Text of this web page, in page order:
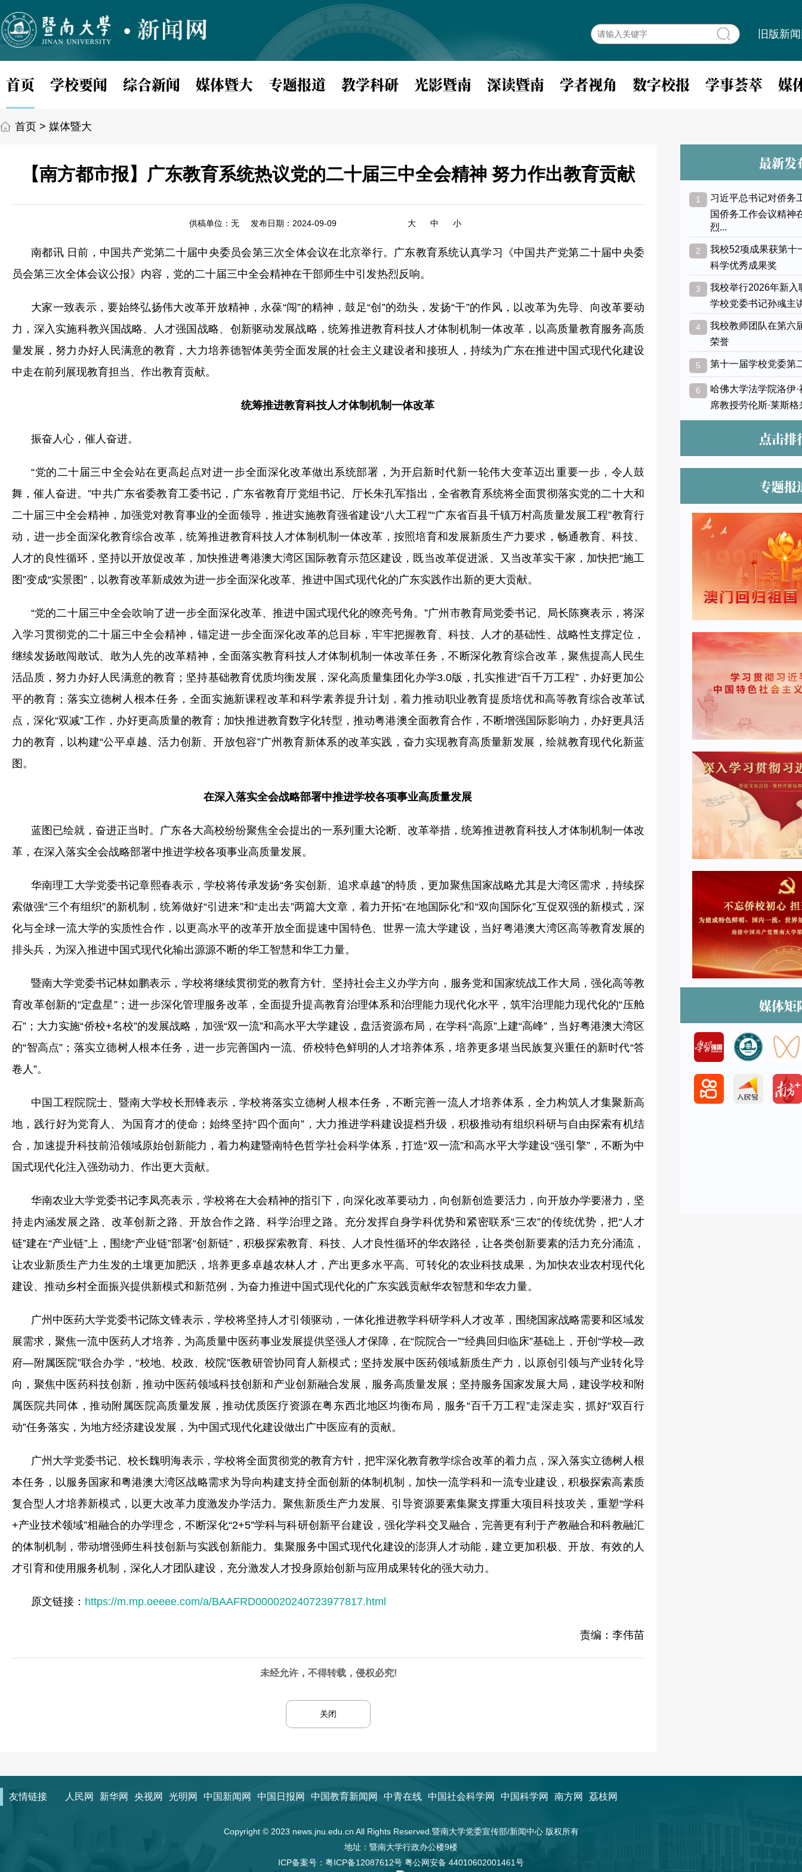
旧版新
首页 学校要闻 综合新闻 媒体暨大 专题报道 教学科研 光影暨南 深读暨南 学者视角 数字校报 学事荟萃 媒
首页 > 媒体暨大
【南方都市报】广东教育系统热议党的二十届三中全会精神 努力作出教育贡献
供稿单位：无 发布日期：2024-09-09 大 中 小
南都讯 日前，中国共产党第二十届中央委员会第三次全体会议在北京举行。广东教育系统认真学习《中国共产党第二十届中央委
员会第三次全体会议公报》内容，党的二十届三中全会精神在干部师生中引发热烈反响。
大家一致表示，要始终弘扬伟大改革开放精神，永葆“闯”的精神，鼓足“创”的劲头，发扬“干”的作风，以改革为先导、向改革要动
力，深入实施科教兴国战略、人才强国战略、创新驱动发展战略，统筹推进教育科技人才体制机制一体改革，以高质量教育服务高质
量发展，努力办好人民满意的教育，大力培养德智体美劳全面发展的社会主义建设者和接班人，持续为广东在推进中国式现代化建设
中走在前列展现教育担当、作出教育贡献。
统筹推进教育科技人才体制机制一体改革
振奋人心，催人奋进。
“党的二十届三中全会站在更高起点对进一步全面深化改革做出系统部署，为开启新时代新一轮伟大变革迈出重要一步，令人鼓
舞，催人奋进。”中共广东省委教育工委书记，广东省教育厅党组书记、厅长朱孔军指出，全省教育系统将全面贯彻落实党的二十大和
二十届三中全会精神，加强党对教育事业的全面领导，推进实施教育强省建设“八大工程”“广东省百县千镇万村高质量发展工程”教育行
动，进一步全面深化教育综合改革，统筹推进教育科技人才体制机制一体改革，按照培育和发展新质生产力要求，畅通教育、科技、
人才的良性循环，坚持以开放促改革，加快推进粤港澳大湾区国际教育示范区建设，既当改革促进派、又当改革实干家，加快把“施工
图”变成“实景图”，以教育改革新成效为进一步全面深化改革、推进中国式现代化的广东实践作出新的更大贡献。
“党的二十届三中全会吹响了进一步全面深化改革、推进中国式现代化的嘹亮号角。”广州市教育局党委书记、局长陈爽表示，将深
入学习贯彻党的二十届三中全会精神，锚定进一步全面深化改革的总目标，牢牢把握教育、科技、人才的基础性、战略性支撑定位，
继续发扬敢闯敢试、敢为人先的改革精神，全面落实教育科技人才体制机制一体改革任务，不断深化教育综合改革，聚焦提高人民生
活品质，努力办好人民满意的教育；坚持基础教育优质均衡发展，深化高质量集团化办学3.0版，扎实推进“百千万工程”，办好更加公
平的教育；落实立德树人根本任务，全面实施新课程改革和科学素养提升计划，着力推动职业教育提质培优和高等教育综合改革试
点，深化“双减”工作，办好更高质量的教育；加快推进教育数字化转型，推动粤港澳全面教育合作，不断增强国际影响力，办好更具活
力的教育，以构建“公平卓越、活力创新、开放包容”广州教育新体系的改革实践，奋力实现教育高质量新发展，绘就教育现代化新蓝
图。
在深入落实全会战略部署中推进学校各项事业高质量发展
蓝图已绘就，奋进正当时。广东各大高校纷纷聚焦全会提出的一系列重大论断、改革举措，统筹推进教育科技人才体制机制一体改
革，在深入落实全会战略部署中推进学校各项事业高质量发展。
华南理工大学党委书记章熙春表示，学校将传承发扬“务实创新、追求卓越”的特质，更加聚焦国家战略尤其是大湾区需求，持续探
索做强“三个有组织”的新机制，统筹做好“引进来”和“走出去”两篇大文章，着力开拓“在地国际化”和“双向国际化”互促双强的新模式，深
化与全球一流大学的实质性合作，以更高水平的改革开放全面提速中国特色、世界一流大学建设，当好粤港澳大湾区高等教育发展的
排头兵，为深入推进中国式现代化输出源源不断的华工智慧和华工力量。
暨南大学党委书记林如鹏表示，学校将继续贯彻党的教育方针、坚持社会主义办学方向，服务党和国家统战工作大局，强化高等教
育改革创新的“定盘星”；进一步深化管理服务改革，全面提升提高教育治理体系和治理能力现代化水平，筑牢治理能力现代化的“压舱
石”；大力实施“侨校+名校”的发展战略，加强“双一流”和高水平大学建设，盘活资源布局，在学科“高原”上建“高峰”，当好粤港澳大湾区
的“智高点”；落实立德树人根本任务，进一步完善国内一流、侨校特色鲜明的人才培养体系，培养更多堪当民族复兴重任的新时代“答
卷人”。
中国工程院院士、暨南大学校长邢锋表示，学校将落实立德树人根本任务，不断完善一流人才培养体系，全力构筑人才集聚新高
地，践行好为党育人、为国育才的使命；始终坚持“四个面向”，大力推进学科建设提档升级，积极推动有组织科研与自由探索有机结
合，加速提升科技前沿领域原始创新能力，着力构建暨南特色哲学社会科学体系，打造“双一流”和高水平大学建设“强引擎”，不断为中
国式现代化注入强劲动力、作出更大贡献。
华南农业大学党委书记李凤亮表示，学校将在大会精神的指引下，向深化改革要动力，向创新创造要活力，向开放办学要潜力，坚
持走内涵发展之路、改革创新之路、开放合作之路、科学治理之路。充分发挥自身学科优势和紧密联系“三农”的传统优势，把“人才
链”建在“产业链”上，围绕“产业链”部署“创新链”，积极探索教育、科技、人才良性循环的华农路径，让各类创新要素的活力充分涌流，
让农业新质生产力生发的土壤更加肥沃，培养更多卓越农林人才，产出更多水平高、可转化的农业科技成果，为加快农业农村现代化
建设、推动乡村全面振兴提供新模式和新范例，为奋力推进中国式现代化的广东实践贡献华农智慧和华农力量。
广州中医药大学党委书记陈文锋表示，学校将坚持人才引领驱动，一体化推进教学科研学科人才改革，围绕国家战略需要和区域发
展需求，聚焦一流中医药人才培养，为高质量中医药事业发展提供坚强人才保障，在“院院合一”“经典回归临床”基础上，开创“学校—政
府—附属医院”联合办学，“校地、校政、校院”医教研管协同育人新模式；坚持发展中医药领域新质生产力，以原创引领与产业转化导
向，聚焦中医药科技创新，推动中医药领域科技创新和产业创新融合发展，服务高质量发展；坚持服务国家发展大局，建设学校和附
属医院共同体，推动附属医院高质量发展，推动优质医疗资源在粤东西北地区均衡布局，服务“百千万工程”走深走实，抓好“双百行
动”任务落实，为地方经济建设发展，为中国式现代化建设做出广中医应有的贡献。
广州大学党委书记、校长魏明海表示，学校将全面贯彻党的教育方针，把牢深化教育教学综合改革的着力点，深入落实立德树人根
本任务，以服务国家和粤港澳大湾区战略需求为导向构建支持全面创新的体制机制，加快一流学科和一流专业建设，积极探索高素质
复合型人才培养新模式，以更大改革力度激发办学活力。聚焦新质生产力发展、引导资源要素集聚支撑重大项目科技攻关，重塑“学科
+产业技术领域”相融合的办学理念，不断深化“2+5”学科与科研创新平台建设，强化学科交叉融合，完善更有利于产教融合和科教融汇
的体制机制，带动增强师生科技创新与实践创新能力。集聚服务中国式现代化建设的澎湃人才动能，建立更加积极、开放、有效的人
才引育和使用服务机制，深化人才团队建设，充分激发人才投身原始创新与应用成果转化的强大动力。
原文链接： https://m.mp.oeeee.com/a/BAAFRD000020240723977817.html
责编：李伟苗
未经允许，不得转载，侵权必究!
关闭
最新发
1 习近平总书记对侨务
国侨务工作会议精神
烈...
2 我校52项成果获第十
科学优秀成果奖
3 我校举行2026年新入
学校党委书记孙彧主
4 我校教师团队在第六
荣誉
5 第十一届学校党委第
6 哈佛大学法学院洛伊
席教授劳伦斯·莱斯
点击排
专题报
媒体矩
友情链接 人民网 新华网 央视网 光明网 中国新闻网 中国日报网 中国教育新闻网 中青在线 中国社会科学网 中国科学网 南方网 荔枝网
Copyright © 2023 news.jnu.edu.cn All Rights Reserved.暨南大学党委宣传部/新闻中心 版权所有
地址：暨南大学行政办公楼9楼
ICP备案号： 粤ICP备12087612号 粤公网安备 44010602001461号